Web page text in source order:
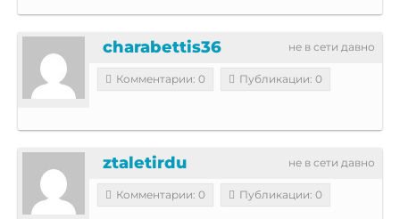
не в сети давно
charabettis36
Комментарии: 0 Публикации: 0
не в сети давно
ztaletirdu
Комментарии: 0 Публикации: 0